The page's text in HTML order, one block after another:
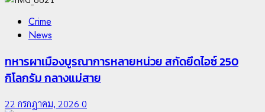
Crime
News
ทหารผาเมืองบูรณาการหลายหน่วย สกัดยึดไอซ์ 250
กิโลกรัม กลางแม่สาย
22 กรกฎาคม, 2026 0